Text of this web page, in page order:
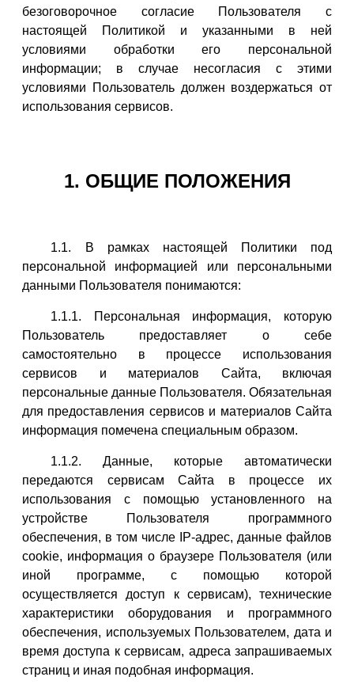
безоговорочное согласие Пользователя с
настоящей Политикой и указанными в ней
условиями обработки его персональной
информации; в случае несогласия с этими
условиями Пользователь должен воздержаться от
использования сервисов.
1. ОБЩИЕ ПОЛОЖЕНИЯ
1.1. В рамках настоящей Политики под
персональной информацией или персональными
данными Пользователя понимаются:
1.1.1. Персональная информация, которую
Пользователь предоставляет о себе
самостоятельно в процессе использования
сервисов и материалов Сайта, включая
персональные данные Пользователя. Обязательная
для предоставления сервисов и материалов Сайта
информация помечена специальным образом.
1.1.2. Данные, которые автоматически
передаются сервисам Сайта в процессе их
использования с помощью установленного на
устройстве Пользователя программного
обеспечения, в том числе IP-адрес, данные файлов
cookie, информация о браузере Пользователя (или
иной программе, с помощью которой
осуществляется доступ к сервисам), технические
характеристики оборудования и программного
обеспечения, используемых Пользователем, дата и
время доступа к сервисам, адреса запрашиваемых
страниц и иная подобная информация.